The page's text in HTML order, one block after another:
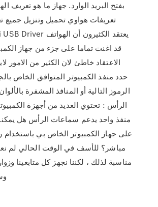
بفتح البريد الوارد. جهاز ما هو تعريف
تعريفات هواوي تحميل وتنزيل جميع
قد اغنت تماما على جزء من جهاز
الاعتقاد خاطئ لان الكثير من الامور
حدد منفذ الكمبيوتر المتوافق الخاص
الرموز التالية أو المنافذ المشفرة
الرأس : تحتوي العديد من أجهزة
منفذ واحد يدعم سماعات الرأس هل
مباشر؟ للأسف في الوقت الحالي لم
مناسبة لذلك ، لكننا نجهز كل متابعينا